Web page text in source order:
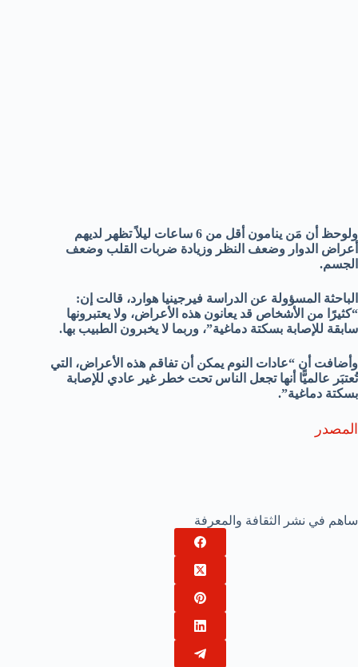
ولوحظ أن مَن ينامون أقل من 6 ساعات ليلاً تظهر لديهم
أعراض الدوار وضعف النظر وزيادة ضربات القلب وضعف
الجسم.
الباحثة المسؤولة عن الدراسة فيرجينيا هوارد، قالت إن:
“كثيرًا من الأشخاص قد يعانون هذه الأعراض، ولا يعتبرونها
سابقة للإصابة بسكتة دماغية”، وربما لا يخبرون الطبيب بها.
وأضافت أن “عادات النوم يمكن أن تفاقم هذه الأعراض، التي
تُعتبَر عالميًّا أنها تجعل الناس تحت خطر غير عادي للإصابة
بسكتة دماغية”.
المصدر
ساهم في نشر الثقافة والمعرفة